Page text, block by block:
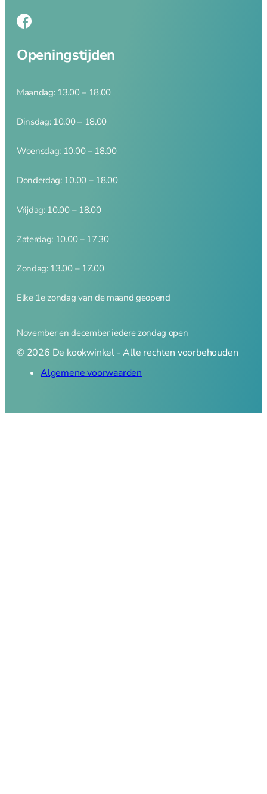
Openingstijden
Maandag: 13.00 – 18.00
Dinsdag: 10.00 – 18.00
Woensdag: 10.00 – 18.00
Donderdag: 10.00 – 18.00
Vrijdag: 10.00 – 18.00
Zaterdag: 10.00 – 17.30
Zondag: 13.00 – 17.00
Elke 1e zondag van de maand geopend
November en december iedere zondag open
© 2026 De kookwinkel - Alle rechten voorbehouden
Algemene voorwaarden